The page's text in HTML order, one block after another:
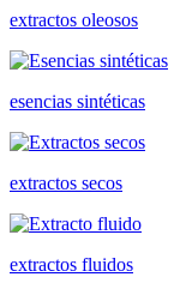
extractos oleosos
esencias sintéticas
extractos secos
extractos fluidos